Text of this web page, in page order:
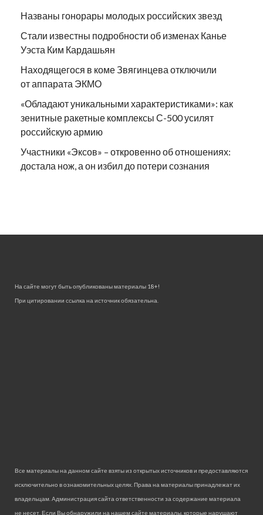
Названы гонорары молодых российских звезд
Стали известны подробности об изменах Канье
Уэста Ким Кардашьян
Находящегося в коме Звягинцева отключили
от аппарата ЭКМО
«Обладают уникальными характеристиками»: как
зенитные ракетные комплексы С-500 усилят
российскую армию
Участники «Эксов» – откровенно об отношениях:
достала нож, а он избил до потери сознания
На сайте могут быть опубликованы материалы 18+!
При цитировании ссылка на источник обязательна.
Все материалы на данном сайте взяты из открытых источников и предоставляются
исключительно в ознакомительных целях. Права на материалы принадлежат их
владельцам. Администрация сайта ответственности за содержание материала
не несет. Если Вы обнаружили на нашем сайте материалы, которые нарушают